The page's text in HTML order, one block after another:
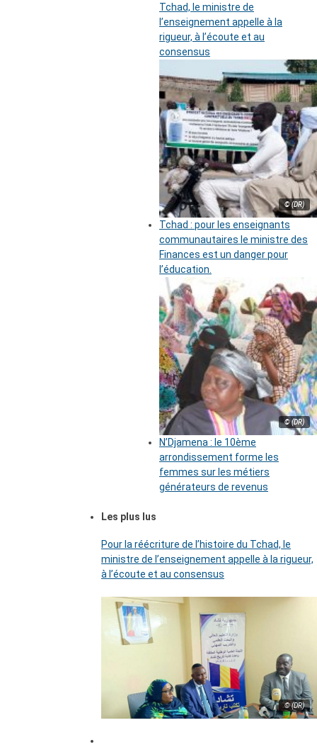
Tchad, le ministre de
l’enseignement appelle à la
rigueur, à l’écoute et au
consensus
© (DR)
Tchad : pour les enseignants
communautaires le ministre des
Finances est un danger pour
l’éducation.
© (DR)
N’Djamena : le 10ème
arrondissement forme les
femmes sur les métiers
générateurs de revenus
Les plus lus
Pour la réécriture de l’histoire du Tchad, le
ministre de l’enseignement appelle à la rigueur,
à l’écoute et au consensus
© (DR)